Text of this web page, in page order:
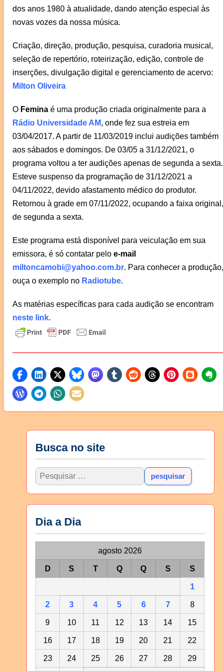
dos anos 1980 à atualidade, dando atenção especial às
novas vozes da nossa música.
Criação, direção, produção, pesquisa, curadoria musical,
seleção de repertório, roteirização, edição, controle de
inserções, divulgação digital e gerenciamento de acervo:
Milton Oliveira
O Feminaé uma produção criada originalmente para a
Rádio Universidade AM, onde fez sua estreia em
03/04/2017. A partir de 11/03/2019 inclui audições também
aos sábados e domingos. De 03/05 a 31/12/2021, o
programa voltou a ter audições apenas de segunda a sexta.
Esteve suspenso da programação de 31/12/2021 a
04/11/2022, devido afastamento médico do produtor.
Retornou à grade em 07/11/2022, ocupando a faixa original,
de segunda a sexta.
Este programa está disponível para veiculação em sua
emissora, é só contatar pelo e-mail
miltoncamobi@yahoo.com.br. Para conhecer a produção,
ouça o exemplo no Radiotube.
As matérias específicas para cada audição se encontram
neste link.
Busca no site
Dia a Dia
agosto 2026
D S T Q Q S S
1
2 3 4 5 6 7 8
9 10 11 12 13 14 15
16 17 18 19 20 21 22
23 24 25 26 27 28 29